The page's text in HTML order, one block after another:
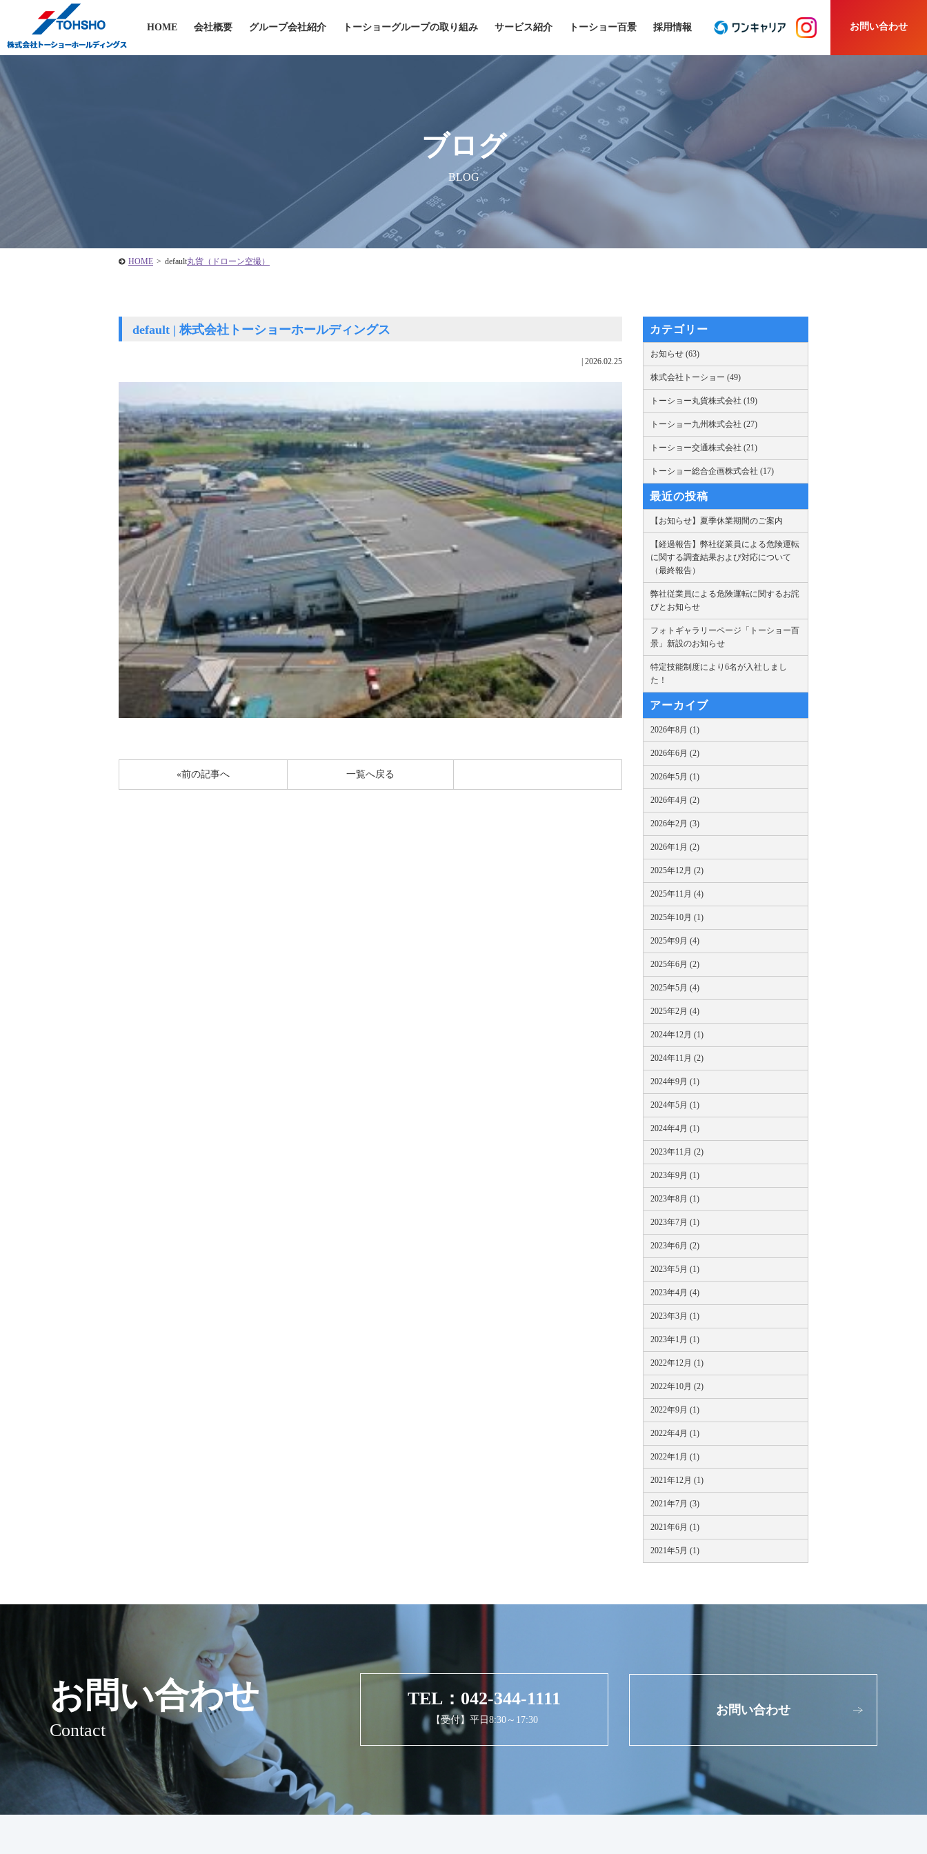
HOME 会社概要 グループ会社紹介 トーショーグループの取り組み サービス紹介 トーショー百景 採用情報 お問い合わせ
ブログ
BLOG
HOME > 丸貨（ドローン空撮）
default
default | 株式会社トーショーホールディングス
2026.02.25
«前の記事へ 一覧へ戻る
カテゴリー
お知らせ (63)
株式会社トーショー (49)
トーショー丸貨株式会社 (19)
トーショー九州株式会社 (27)
トーショー交通株式会社 (21)
トーショー総合企画株式会社 (17)
最近の投稿
【お知らせ】夏季休業期間のご案内
【経過報告】弊社従業員による危険運転
に関する調査結果および対応について
（最終報告）
弊社従業員による危険運転に関するお詫
びとお知らせ
フォトギャラリーページ「トーショー百
景」新設のお知らせ
特定技能制度により6名が入社しまし
た！
アーカイブ
2026年8月 (1)
2026年6月 (2)
2026年5月 (1)
2026年4月 (2)
2026年2月 (3)
2026年1月 (2)
2025年12月 (2)
2025年11月 (4)
2025年10月 (1)
2025年9月 (4)
2025年6月 (2)
2025年5月 (4)
2025年2月 (4)
2024年12月 (1)
2024年11月 (2)
2024年9月 (1)
2024年5月 (1)
2024年4月 (1)
2023年11月 (2)
2023年9月 (1)
2023年8月 (1)
2023年7月 (1)
2023年6月 (2)
2023年5月 (1)
2023年4月 (4)
2023年3月 (1)
2023年1月 (1)
2022年12月 (1)
2022年10月 (2)
2022年9月 (1)
2022年4月 (1)
2022年1月 (1)
2021年12月 (1)
2021年7月 (3)
2021年6月 (1)
2021年5月 (1)
お問い合わせ
Contact
TEL：042-344-1111
【受付】平日8:30～17:30
お問い合わせ